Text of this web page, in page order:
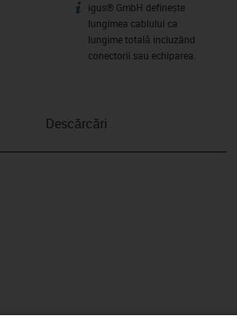
igus-icon-info
igus® GmbH definește
lungimea cablului ca
lungime totală incluzând
conectorii sau echiparea.
Descărcări